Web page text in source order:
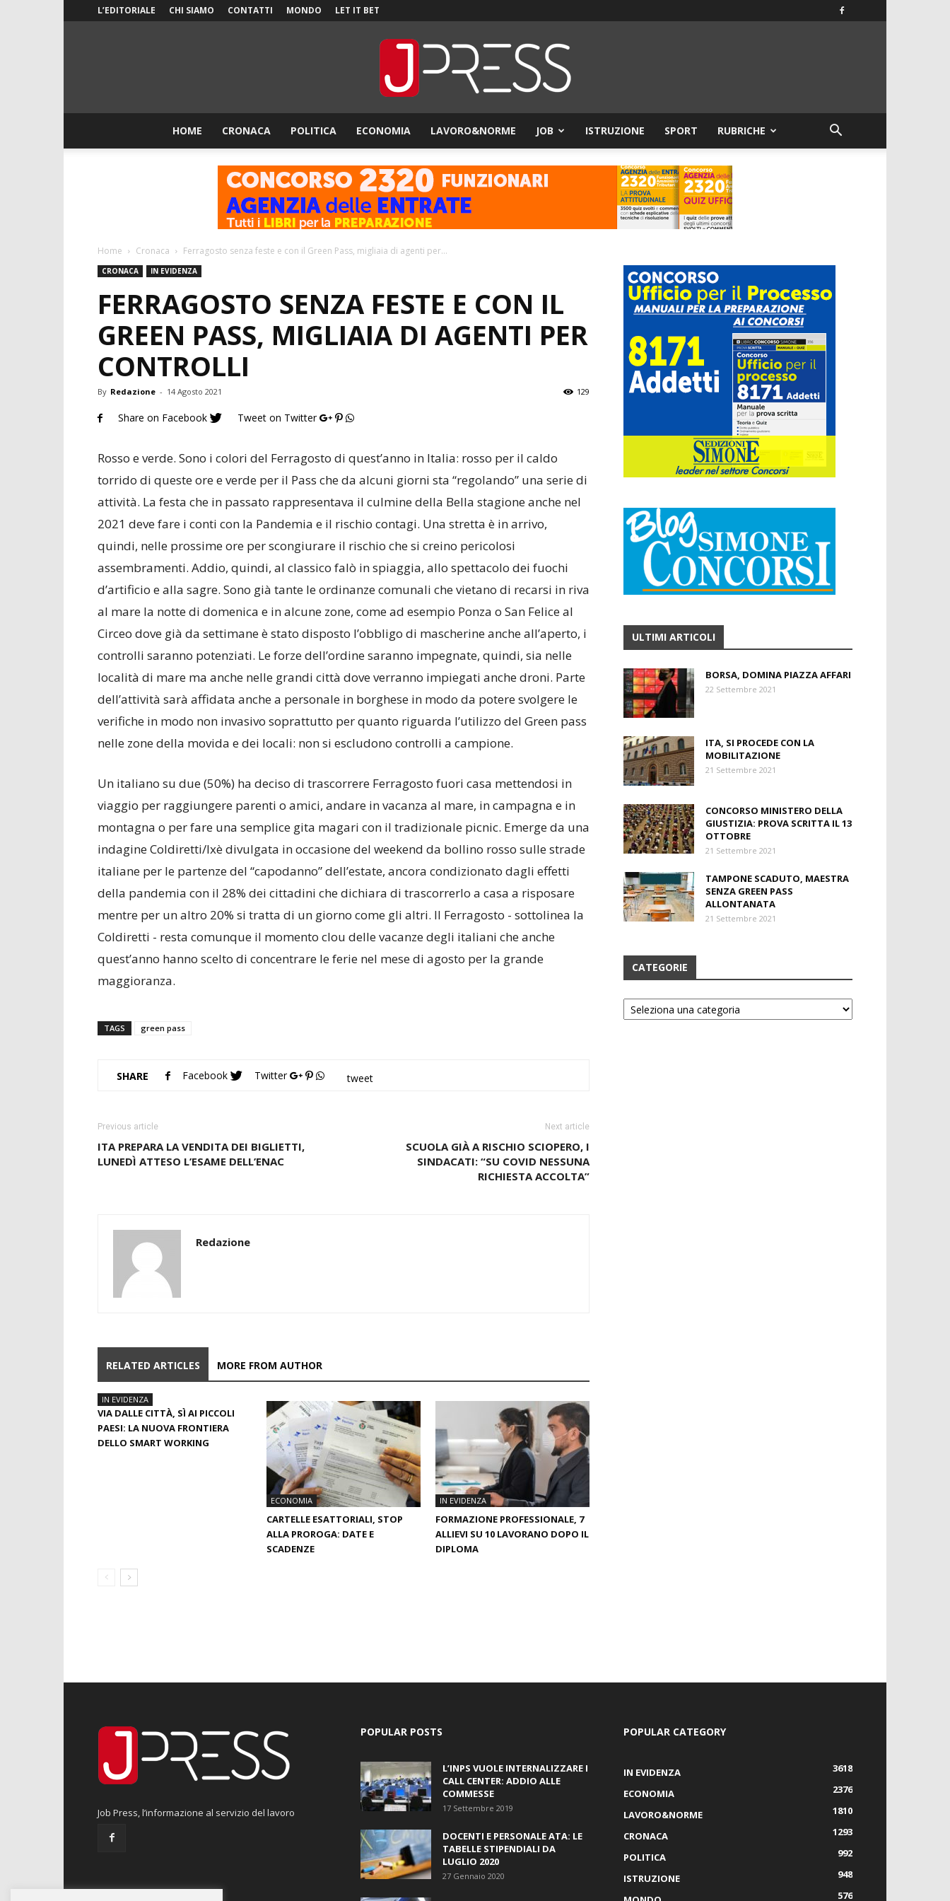
L’EDITORIALE CHI SIAMO CONTATTI MONDO LET IT BET
HOME CRONACA POLITICA ECONOMIA LAVORO&NORME JOB ISTRUZIONE SPORT RUBRICHE
Home Cronaca Ferragosto senza feste e con il Green Pass, migliaia di agenti per...
CRONACA IN EVIDENZA
FERRAGOSTO SENZA FESTE E CON IL
GREEN PASS, MIGLIAIA DI AGENTI PER
CONTROLLI
By Redazione - 14 Agosto 2021 129
Share on Facebook Tweet on Twitter
Rosso e verde. Sono i colori del Ferragosto di quest’anno in Italia: rosso per il caldo
torrido di queste ore e verde per il Pass che da alcuni giorni sta “regolando” una serie di
attività. La festa che in passato rappresentava il culmine della Bella stagione anche nel
2021 deve fare i conti con la Pandemia e il rischio contagi. Una stretta è in arrivo,
quindi, nelle prossime ore per scongiurare il rischio che si creino pericolosi
assembramenti. Addio, quindi, al classico falò in spiaggia, allo spettacolo dei fuochi
d’artificio e alla sagre. Sono già tante le ordinanze comunali che vietano di recarsi in riva
al mare la notte di domenica e in alcune zone, come ad esempio Ponza o San Felice al
Circeo dove già da settimane è stato disposto l’obbligo di mascherine anche all’aperto, i
controlli saranno potenziati. Le forze dell’ordine saranno impegnate, quindi, sia nelle
località di mare ma anche nelle grandi città dove verranno impiegati anche droni. Parte
dell’attività sarà affidata anche a personale in borghese in modo da potere svolgere le
verifiche in modo non invasivo soprattutto per quanto riguarda l’utilizzo del Green pass
nelle zone della movida e dei locali: non si escludono controlli a campione.
Un italiano su due (50%) ha deciso di trascorrere Ferragosto fuori casa mettendosi in
viaggio per raggiungere parenti o amici, andare in vacanza al mare, in campagna e in
montagna o per fare una semplice gita magari con il tradizionale picnic. Emerge da una
indagine Coldiretti/Ixè divulgata in occasione del weekend da bollino rosso sulle strade
italiane per le partenze del “capodanno” dell’estate, ancora condizionato dagli effetti
della pandemia con il 28% dei cittadini che dichiara di trascorrerlo a casa a risposare
mentre per un altro 20% si tratta di un giorno come gli altri. Il Ferragosto - sottolinea la
Coldiretti - resta comunque il momento clou delle vacanze degli italiani che anche
quest’anno hanno scelto di concentrare le ferie nel mese di agosto per la grande
maggioranza.
TAGS green pass
SHARE Facebook Twitter tweet
Previous article
ITA PREPARA LA VENDITA DEI BIGLIETTI,
LUNEDÌ ATTESO L’ESAME DELL’ENAC
Next article
SCUOLA GIÀ A RISCHIO SCIOPERO, I
SINDACATI: “SU COVID NESSUNA
RICHIESTA ACCOLTA”
Redazione
RELATED ARTICLES MORE FROM AUTHOR
IN EVIDENZA
VIA DALLE CITTÀ, SÌ AI PICCOLI
PAESI: LA NUOVA FRONTIERA
DELLO SMART WORKING
ECONOMIA
CARTELLE ESATTORIALI, STOP
ALLA PROROGA: DATE E
SCADENZE
IN EVIDENZA
FORMAZIONE PROFESSIONALE, 7
ALLIEVI SU 10 LAVORANO DOPO IL
DIPLOMA
ULTIMI ARTICOLI
BORSA, DOMINA PIAZZA AFFARI
22 Settembre 2021
ITA, SI PROCEDE CON LA
MOBILITAZIONE
21 Settembre 2021
CONCORSO MINISTERO DELLA
GIUSTIZIA: PROVA SCRITTA IL 13
OTTOBRE
21 Settembre 2021
TAMPONE SCADUTO, MAESTRA
SENZA GREEN PASS
ALLONTANATA
21 Settembre 2021
CATEGORIE
Categorie
Job Press, l’informazione al servizio del lavoro
POPULAR POSTS
L’INPS VUOLE INTERNALIZZARE I
CALL CENTER: ADDIO ALLE
COMMESSE
17 Settembre 2019
DOCENTI E PERSONALE ATA: LE
TABELLE STIPENDIALI DA
LUGLIO 2020
27 Gennaio 2020
POPULAR CATEGORY
IN EVIDENZA
3618
ECONOMIA
2376
LAVORO&NORME
1810
CRONACA
1293
POLITICA
992
ISTRUZIONE
948
576